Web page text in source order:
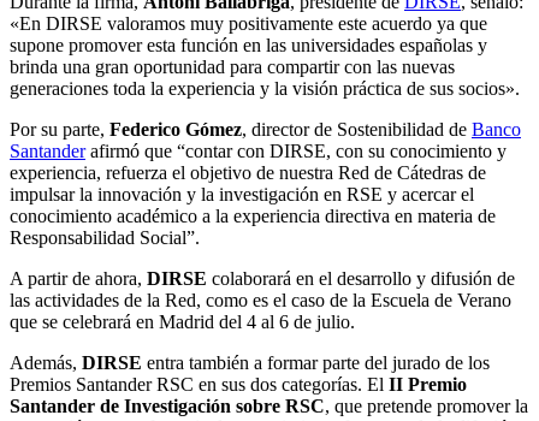
«En DIRSE valoramos muy positivamente este acuerdo ya que
supone promover esta función en las universidades españolas y
brinda una gran oportunidad para compartir con las nuevas
generaciones toda la experiencia y la visión práctica de sus socios».
Por su parte, Federico Gómez, director de Sostenibilidad de Banco
Santanderafirmó que “contar con DIRSE, con su conocimiento y
experiencia, refuerza el objetivo de nuestra Red de Cátedras de
impulsar la innovación y la investigación en RSE y acercar el
conocimiento académico a la experiencia directiva en materia de
Responsabilidad Social”.
A partir de ahora, DIRSE colaborará en el desarrollo y difusión de
las actividades de la Red, como es el caso de la Escuela de Verano
que se celebrará en Madrid del 4 al 6 de julio.
Además, DIRSE entra también a formar parte del jurado de los
Premios Santander RSC en sus dos categorías. El II Premio
Santander de Investigación sobre RSC, que pretende promover la